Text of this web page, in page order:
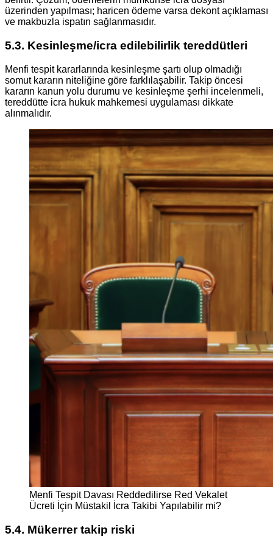
üzerinden yapılması; haricen ödeme varsa dekont açıklaması
ve makbuzla ispatın sağlanmasıdır.
5.3. Kesinleşme/icra edilebilirlik tereddütleri
Menfi tespit kararlarında kesinleşme şartı olup olmadığı
somut kararın niteliğine göre farklılaşabilir. Takip öncesi
kararın kanun yolu durumu ve kesinleşme şerhi incelenmeli,
tereddütte icra hukuk mahkemesi uygulaması dikkate
alınmalıdır.
Menfi Tespit Davası Reddedilirse Red Vekalet
Ücreti İçin Müstakil İcra Takibi Yapılabilir mi?
5.4. Mükerrer takip riski